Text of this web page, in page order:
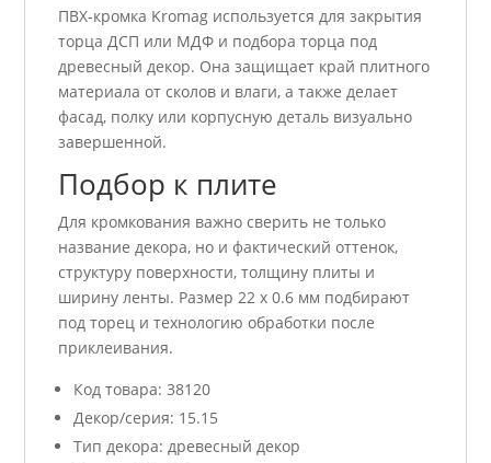
ПВХ-кромка Kromag используется для закрытия
торца ДСП или МДФ и подбора торца под
древесный декор. Она защищает край плитного
материала от сколов и влаги, а также делает
фасад, полку или корпусную деталь визуально
завершенной.
Подбор к плите
Для кромкования важно сверить не только
название декора, но и фактический оттенок,
структуру поверхности, толщину плиты и
ширину ленты. Размер 22 x 0.6 мм подбирают
под торец и технологию обработки после
приклеивания.
Код товара: 38120
Декор/серия: 15.15
Тип декора: древесный декор